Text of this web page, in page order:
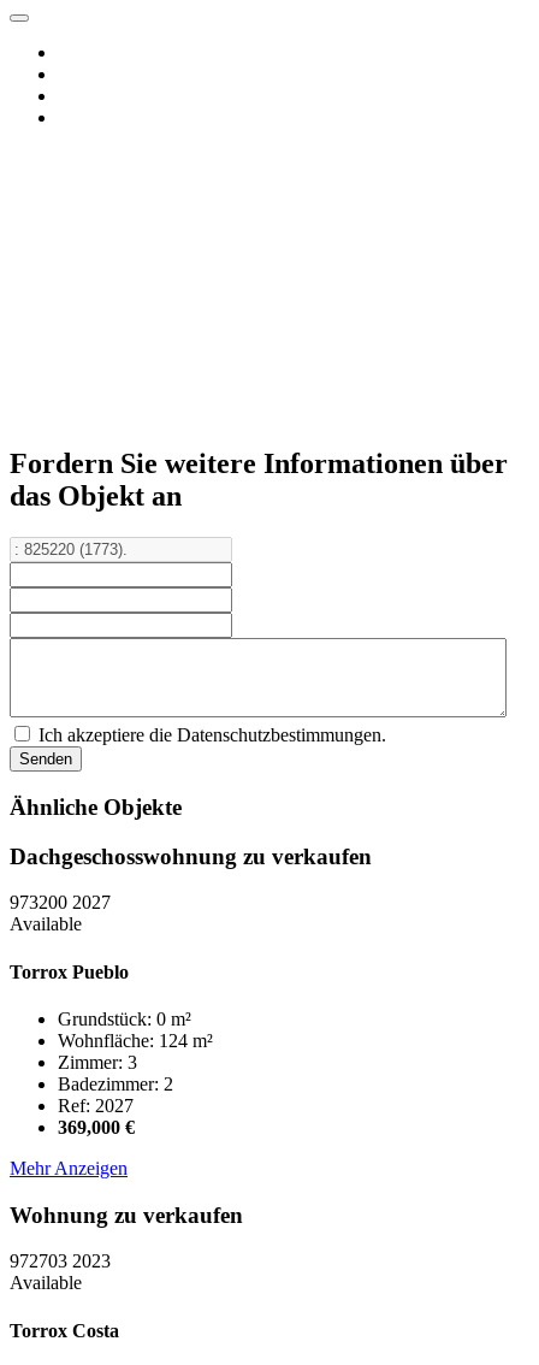
Fordern Sie weitere Informationen über
das Objekt an
Ich akzeptiere die Datenschutzbestimmungen.
Ähnliche Objekte
Dachgeschosswohnung zu verkaufen
973200 2027
Available
Torrox Pueblo
Grundstück: 0 m²
Wohnfläche: 124 m²
Zimmer: 3
Badezimmer: 2
Ref: 2027
369,000 €
Mehr Anzeigen
Wohnung zu verkaufen
972703 2023
Available
Torrox Costa